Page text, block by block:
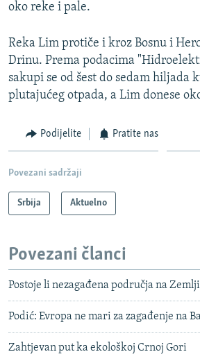
oko reke i pale.
Reka Lim protiče i kroz Bosnu i
Drinu. Prema podacima
sakupi se od šest do sedam hiljada
plutajućeg otpada, a Lim donese
Podijelite Pratite nas
Povezani sadržaji
Srbija Aktuelno
Povezani članci
Postoje li nezagađena područja na
Podić: Evropa ne mari za zagađenje na
Zahtjevan put ka ekološkoj Crnoj Gori